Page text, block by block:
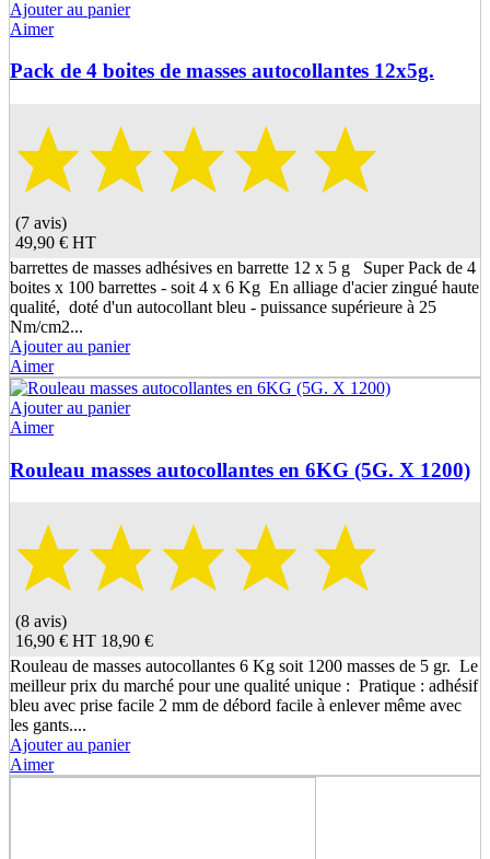
Ajouter au panier
Aimer
Pack de 4 boites de masses autocollantes 12x5g.
(7 avis)
49,90 € HT
barrettes de masses adhésives en barrette 12 x 5 g Super Pack de 4
boites x 100 barrettes - soit 4 x 6 Kg En alliage d'acier zingué haute
qualité, doté d'un autocollant bleu - puissance supérieure à 25
Nm/cm2...
Ajouter au panier
Aimer
Ajouter au panier
Aimer
Rouleau masses autocollantes en 6KG (5G. X 1200)
(8 avis)
16,90 € HT 18,90 €
Rouleau de masses autocollantes 6 Kg soit 1200 masses de 5 gr. Le
meilleur prix du marché pour une qualité unique : Pratique : adhésif
bleu avec prise facile 2 mm de débord facile à enlever même avec
les gants....
Ajouter au panier
Aimer